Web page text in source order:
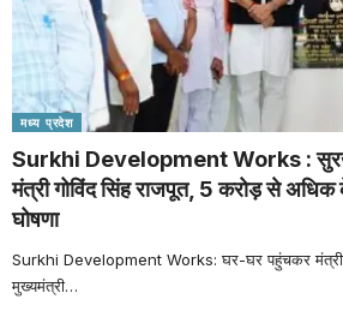
मध्य प्रदेश
Surkhi Development Works :
मंत्री गोविंद सिंह राजपूत, 5 करोड़ से अधिक
घोषणा
Surkhi Development Works: घर-घर पहुंचकर मंत्री
मुख्यमंत्री…